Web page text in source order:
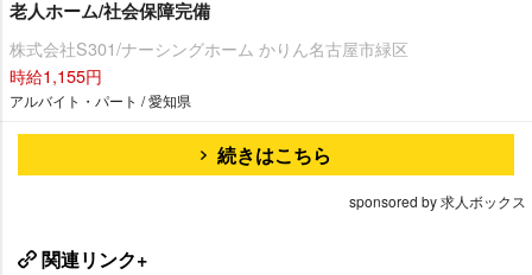
老人ホーム/社会保障完備
株式会社S301/ナーシングホーム かりん名古屋市緑区
時給1,155円
アルバイト・パート / 愛知県
続きはこちら
sponsored by 求人ボックス
関連リンク+